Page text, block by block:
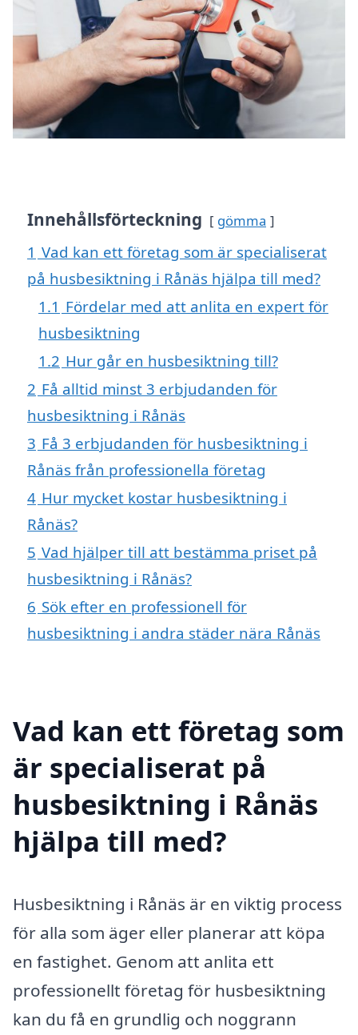
Innehållsförteckning gömma
1 Vad kan ett företag som är specialiserat
på husbesiktning i Rånäs hjälpa till med?
1.1 Fördelar med att anlita en expert för
husbesiktning
1.2 Hur går en husbesiktning till?
2 Få alltid minst 3 erbjudanden för
husbesiktning i Rånäs
3 Få 3 erbjudanden för husbesiktning i
Rånäs från professionella företag
4 Hur mycket kostar husbesiktning i
Rånäs?
5 Vad hjälper till att bestämma priset på
husbesiktning i Rånäs?
6 Sök efter en professionell för
husbesiktning i andra städer nära Rånäs
Vad kan ett företag som
är specialiserat på
husbesiktning i Rånäs
hjälpa till med?
Husbesiktning i Rånäs är en viktig process
för alla som äger eller planerar att köpa
en fastighet. Genom att anlita ett
professionellt företag för husbesiktning
kan du få en grundlig och noggrann